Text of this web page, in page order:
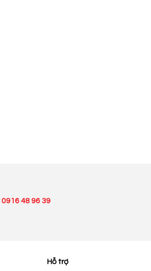
0916 48 96 39
Hỗ trợ